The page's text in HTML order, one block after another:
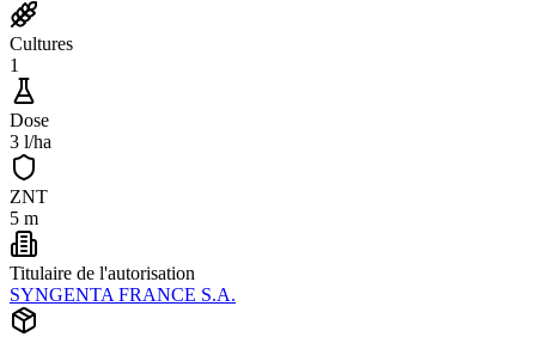
Cultures
1
Dose
3 l/ha
ZNT
5 m
Titulaire de l'autorisation
SYNGENTA FRANCE S.A.